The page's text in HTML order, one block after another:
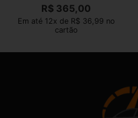
R$ 365,00
Em até 12x de R$ 36,99 no
cartão